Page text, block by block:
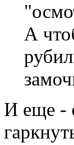
А
И еще -